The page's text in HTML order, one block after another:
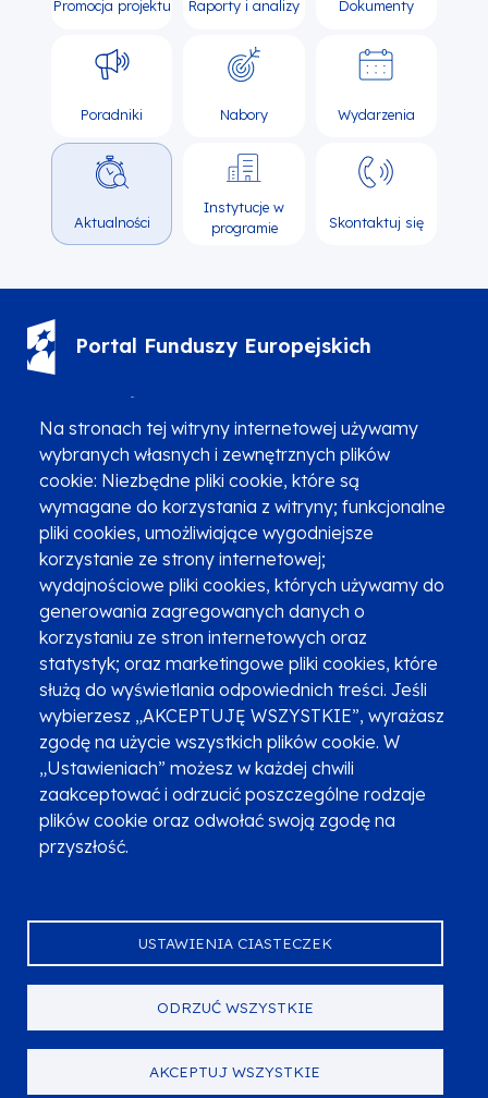
Na stronach tej witryny internetowej używamy
wybranych własnych i zewnętrznych plików
cookie: Niezbędne pliki cookie, które są
wymagane do korzystania z witryny; funkcjonalne
pliki cookies, umożliwiające wygodniejsze
korzystanie ze strony internetowej;
wydajnościowe pliki cookies, których używamy do
generowania zagregowanych danych o
korzystaniu ze stron internetowych oraz
statystyk; oraz marketingowe pliki cookies, które
służą do wyświetlania odpowiednich treści. Jeśli
wybierzesz „AKCEPTUJĘ WSZYSTKIE”, wyrażasz
zgodę na użycie wszystkich plików cookie. W
„Ustawieniach” możesz w każdej chwili
zaakceptować i odrzucić poszczególne rodzaje
plików cookie oraz odwołać swoją zgodę na
przyszłość.
USTAWIENIA CIASTECZEK
ODRZUĆ WSZYSTKIE
AKCEPTUJ WSZYSTKIE
Promocja projektu Raporty i analizy Dokumenty
Poradniki Nabory Wydarzenia
Aktualności
Instytucje w
programie
Skontaktuj się
Portal Funduszy Europejskich
Zgłoszenia podejrzenia niezgodności z KPP i KPON
Newsletter
Fundusze SMS-em
Najczęściej zadawane pytania
Promocja projektu
Zobacz inne programy
Poznaj Fundusze 2014-2020
Deklaracja dostępności
Polityka prywatności
Przetwarzanie danych osobowych
Zgłoś błąd Mapa strony
Serwis dofinansowany przez Unię Europejską z programu Fundusze